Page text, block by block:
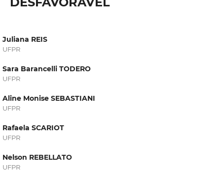
Juliana REIS
UFPR
Sara Barancelli TODERO
UFPR
Aline Monise SEBASTIANI
UFPR
Rafaela SCARIOT
UFPR
Nelson REBELLATO
UFPR